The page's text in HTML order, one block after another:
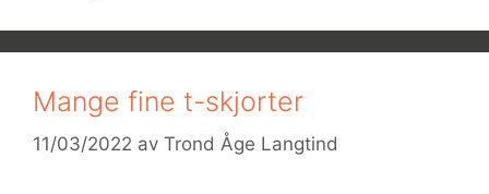
Mange fine t-skjorter
11/03/2022 av Trond Åge Langtind